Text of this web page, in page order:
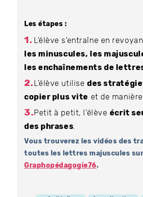
Les étapes :
L’élève s’entraîne en
les minuscules, les
les enchaînements de
L’élève utilise des
copier plus vite et de
Petit à petit, l’élève écrit
des phrases
Vous trouverez les vidéos des
toutes les lettres majuscules
Graphopédagogie76.